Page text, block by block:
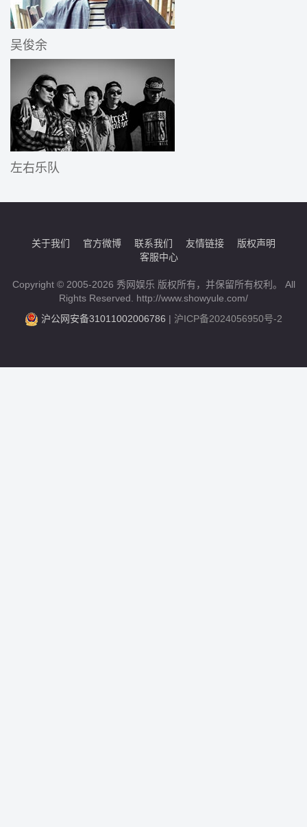
吴俊余
左右乐队
关于我们 官方微博 联系我们 友情链接
版权声明
客服中心
Copyright © 2005-2026 秀网娱乐 版权所有，并保留所有权利。 All
Rights Reserved. http://www.showyule.com/
沪公网安备31011002006786 | 沪ICP备2024056950号-2